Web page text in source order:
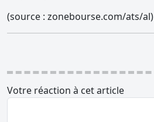
(source : zonebourse.com/ats/al)
Votre réaction à cet article